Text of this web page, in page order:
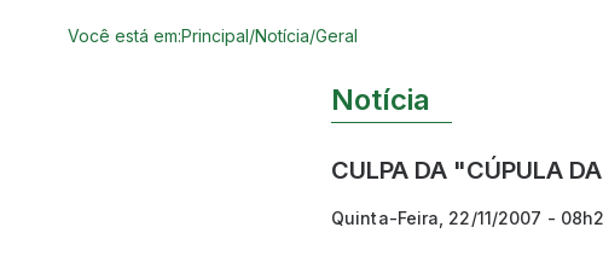
Você está em:Principal/Notícia/Geral
Notícia
CULPA DA "CÚPULA
Quinta-Feira, 22/11/2007 -